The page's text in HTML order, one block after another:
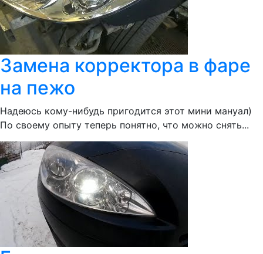
Замена корректора в фаре
на пежо
Надеюсь кому-нибудь пригодится этот мини мануал)
По своему опыту теперь понятно, что можно снять...